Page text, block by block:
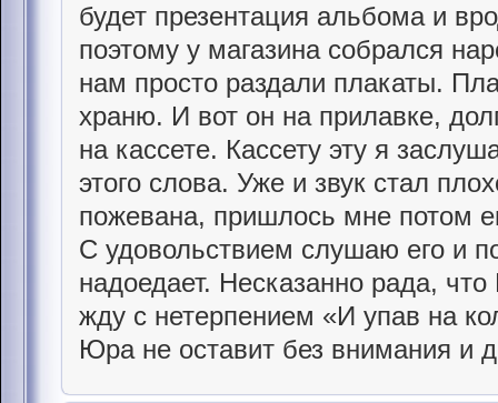
будет презентация альбома и
поэтому у магазина собрался
нам просто раздали плакаты.
храню. И вот он на прилавке,
на кассете. Кассету эту я
этого слова. Уже и звук стал
пожевана, пришлось мне потом
С удовольствием слушаю его и
надоедает. Несказанно рада,
жду с нетерпением «И упав на
Юра не оставит без внимания и